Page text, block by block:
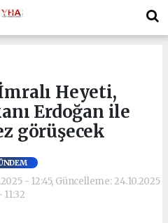
Heyeti,
Erdoğan ile
görüşecek
- 12:45, Güncelleme: 24.10.2025
11:32